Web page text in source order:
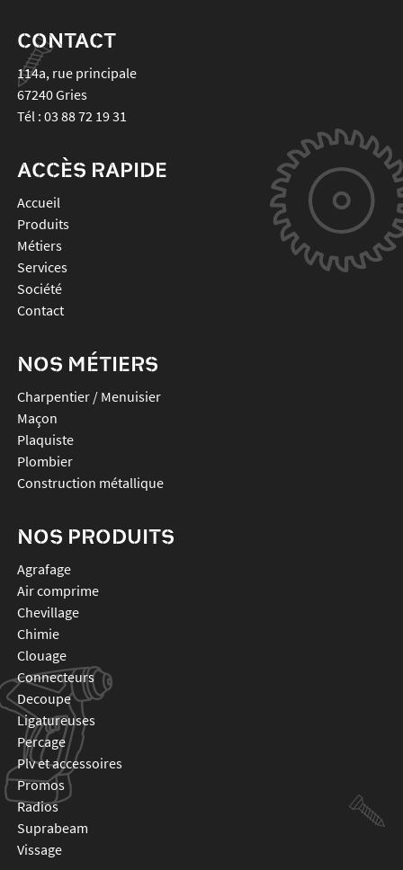
CONTACT
114a, rue principale
67240Gries
Tél : 03 88 72 19 31
ACCÈS RAPIDE
Accueil
Produits
Métiers
Services
Société
Contact
NOS MÉTIERS
Charpentier / Menuisier
Maçon
Plaquiste
Plombier
Construction métallique
NOS PRODUITS
agrafage
air comprime
chevillage
chimie
clouage
connecteurs
decoupe
ligatureuses
percage
plv et accessoires
promos
radios
suprabeam
vissage